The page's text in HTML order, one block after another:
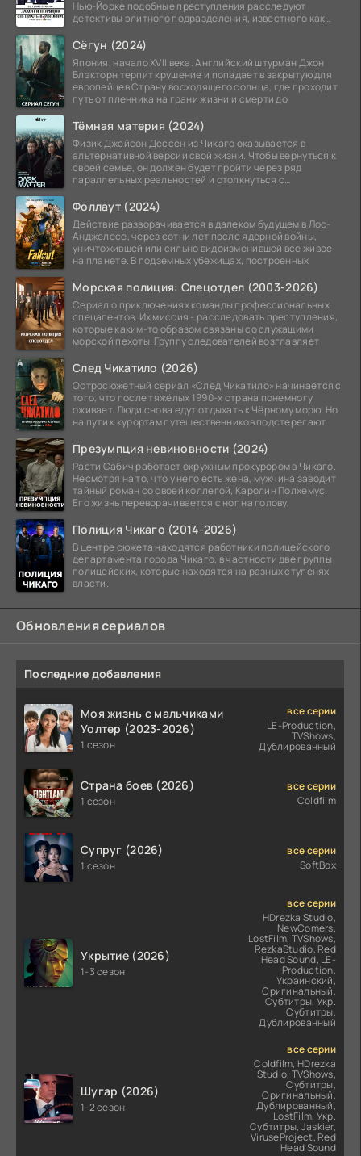
Нью-Йорке подобные преступления расследуют
детективы элитного подразделения, известного как
Сёгун (2024)
Япония, начало XVII века. Английский штурман Джон
Блэкторн терпит крушение и попадает в закрытую для
европейцев Страну восходящего солнца, где проходит
путь от пленника на грани жизни и смерти до
Тёмная материя (2024)
Физик Джейсон Дессен из Чикаго оказывается в
альтернативной версии свой жизни. Чтобы вернуться к
своей семье, он должен будет пройти через ряд
параллельных реальностей и столкнуться с
Фоллаут (2024)
Действие разворачивается в далеком будущем в Лос-
Анджелесе, через сотни лет после ядерной войны,
уничтожившей или сильно видоизменившей все живое
на планете. В подземных убежищах, построенных
Морская полиция: Спецотдел (2003-2026)
Сериал о приключениях команды профессиональных
спецагентов. Их миссия - расследовать преступления,
которые каким-то образом связаны со служащими
морской пехоты. Группу следователей возглавляет
След Чикатило (2026)
Остросюжетный сериал «След Чикатило» начинается с
того, что после тяжёлых 1990-х страна понемногу
оживает. Люди снова едут отдыхать к Чёрному морю. Но
на пути к курортам путешественников подстерегают
Презумпция невиновности (2024)
Расти Сабич работает окружным прокурором в Чикаго.
Несмотря на то, что у него есть жена, мужчина заводит
тайный роман со своей коллегой, Каролин Полхемус.
Его жизнь переворачивается с ног на голову,
Полиция Чикаго (2014-2026)
В центре сюжета находятся работники полицейского
департамента города Чикаго, в частности две группы
полицейских, которые находятся на разных ступенях
власти.
Обновления сериалов
Последние добавления
Моя жизнь с мальчиками
Уолтер (2023-2026)
1 сезон
все серии
LE-Production,
TVShows,
Дублированный
Страна боев (2026)
1 сезон
все серии
Coldfilm
Супруг (2026)
1 сезон
все серии
SoftBox
Укрытие (2026)
1-3 сезон
все серии
HDrezka Studio,
NewComers,
LostFilm, TVShows,
RezkaStudio, Red
Head Sound, LE-
Production,
Украинский,
Оригинальный,
Субтитры, Укр.
Субтитры,
Дублированный
Шугар (2026)
1-2 сезон
все серии
Coldfilm, HDrezka
Studio, TVShows,
Субтитры,
Оригинальный,
Дублированный,
LostFilm, Укр.
Субтитры, Jaskier,
ViruseProject, Red
Head Sound